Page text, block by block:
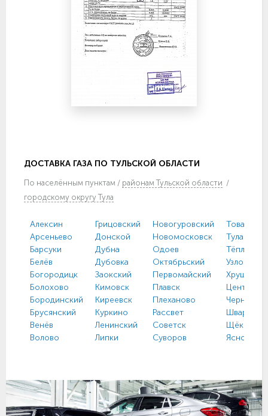
ДОСТАВКА ГАЗА ПО ТУЛЬСКОЙ ОБЛАСТИ
По населённым пунктам / районам Тульской области /
городскому округу Тула
Алексин
Арсеньево
Барсуки
Белёв
Богородицк
Болохово
Бородинский
Брусянский
Венёв
Волово
Грицовский
Донской
Дубна
Дубовка
Заокский
Кимовск
Киреевск
Куркино
Ленинский
Липки
Новогуровский
Новомосковск
Одоев
Октябрьский
Первомайский
Плавск
Плеханово
Рассвет
Советск
Суворов
Тула
Тёплое
Узловая
Хрущево
Чернь
Щёкино
Ясногорск